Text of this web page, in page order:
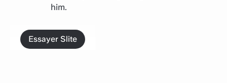
him.
Essayer Slite